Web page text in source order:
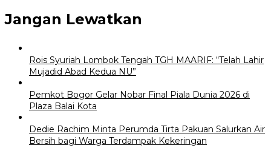
Jangan Lewatkan
Rois Syuriah Lombok Tengah TGH MAARIF: “Telah Lahir
Mujadid Abad Kedua NU”
Pemkot Bogor Gelar Nobar Final Piala Dunia 2026 di
Plaza Balai Kota
Dedie Rachim Minta Perumda Tirta Pakuan Salurkan Air
Bersih bagi Warga Terdampak Kekeringan